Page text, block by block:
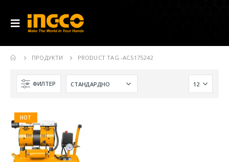
ПРОДУКТИ PRODUCT TAG -ACS175242
ФИЛТЕР
HOT